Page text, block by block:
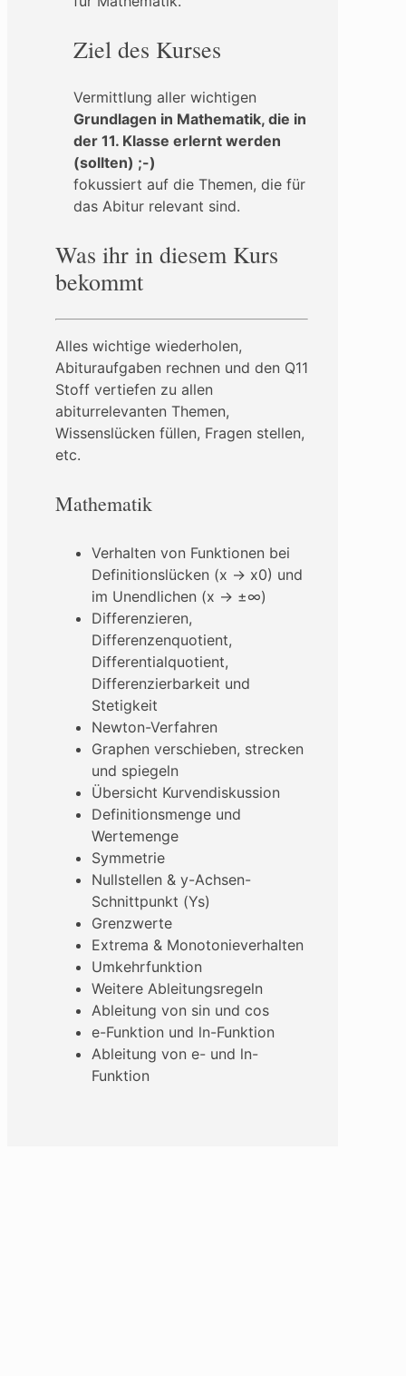
Ziel des Kurses
Vermittlung aller wichtigen
Grundlagen in Mathematik, die in
der 11. Klasse erlernt werden
(sollten) ;-)
fokussiert auf die Themen, die für
das Abitur relevant sind.
Was ihr in diesem Kurs
bekommt
Alles wichtige wiederholen,
Abituraufgaben rechnen und den Q11
Stoff vertiefen zu allen
abiturrelevanten Themen,
Wissenslücken füllen, Fragen stellen,
etc.
Mathematik
Verhalten von Funktionen bei
Definitionslücken (x → x0) und
im Unendlichen (x → ±∞)
Differenzieren,
Differenzenquotient,
Differentialquotient,
Differenzierbarkeit und
Stetigkeit
Newton-Verfahren
Graphen verschieben, strecken
und spiegeln
Übersicht Kurvendiskussion
Definitionsmenge und
Wertemenge
Symmetrie
Nullstellen & y-Achsen-
Schnittpunkt (Ys)
Grenzwerte
Extrema & Monotonieverhalten
Umkehrfunktion
Weitere Ableitungsregeln
Ableitung von sin und cos
e-Funktion und ln-Funktion
Ableitung von e- und ln-
Funktion